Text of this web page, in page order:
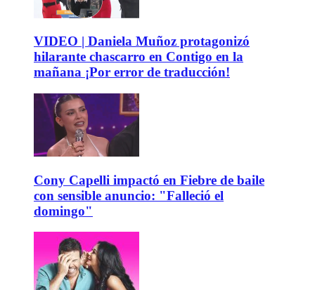
VIDEO | Daniela Muñoz protagonizó
hilarante chascarro en Contigo en la
mañana ¡Por error de traducción!
Cony Capelli impactó en Fiebre de baile
con sensible anuncio: "Falleció el
domingo"